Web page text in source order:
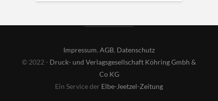
Impressum, AGB, Datenschutz
© 2022 - Druck- und Verlagsgesellschaft Köhring Gmbh &
Co KG
Ein Service der Elbe-Jeetzel-Zeitung